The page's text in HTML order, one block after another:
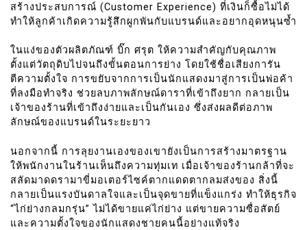
สร้างประสบการณ์ (Customer Experience) ที่เงินก็ซื้อไม่ได้
ทำให้ลูกค้าเกิดความรู้สึกผูกพันกับแบรนด์และอยากอุดหนุนซ้ำ
ในแง่ของตัวผลิตภัณฑ์ บิ๊ก ศรุต ให้ความสำคัญกับคุณภาพ
ตั้งแต่วัตถุดิบไปจนถึงขั้นตอนการย่าง โดยใช้ชื่อเสียงการัน
ตีความตั้งใจ การขยับจากการเป็นนักแสดงมาสู่การเป็นพ่อค้า
ที่ลงมือทำจริง ช่วยลบภาพลักษณ์ดาราที่เข้าถึงยาก กลายเป็น
เจ้าของร้านที่เข้าถึงง่ายและเป็นกันเอง ซึ่งส่งผลดีต่อภาพ
ลักษณ์ของแบรนด์ในระยะยาว
นอกจากนี้ การลุยงานเองของเขายังเป็นการสร้างมาตรฐาน
ให้พนักงานในร้านเห็นถึงความทุ่มเท เมื่อเจ้าของร้านกล้าที่จะ
สลัดมาดดรามาขี่มอเตอร์ไซค์ตากแดดตากลมส่งของ สิ่งนี้
กลายเป็นแรงบันดาลใจและเป็นจุดขายที่แข็งแกร่ง ทำให้ธุรกิจ
“ไก่ย่างกลมกรุ่น” ไม่ได้ขายแค่ไก่ย่าง แต่ขายความซื่อสัตย์
และความตั้งใจของนักแสดงชายคนนี้อย่างแท้จริง